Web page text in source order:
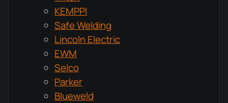
KEMPPI
Safe Welding
Lincoln Electric
EWM
Selco
Parker
Blueweld